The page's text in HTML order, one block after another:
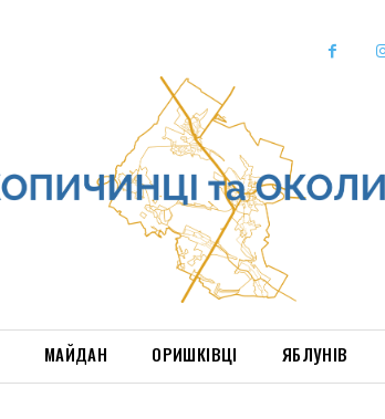
МАЙДАН ОРИШКІВЦІ ЯБЛУНІВ